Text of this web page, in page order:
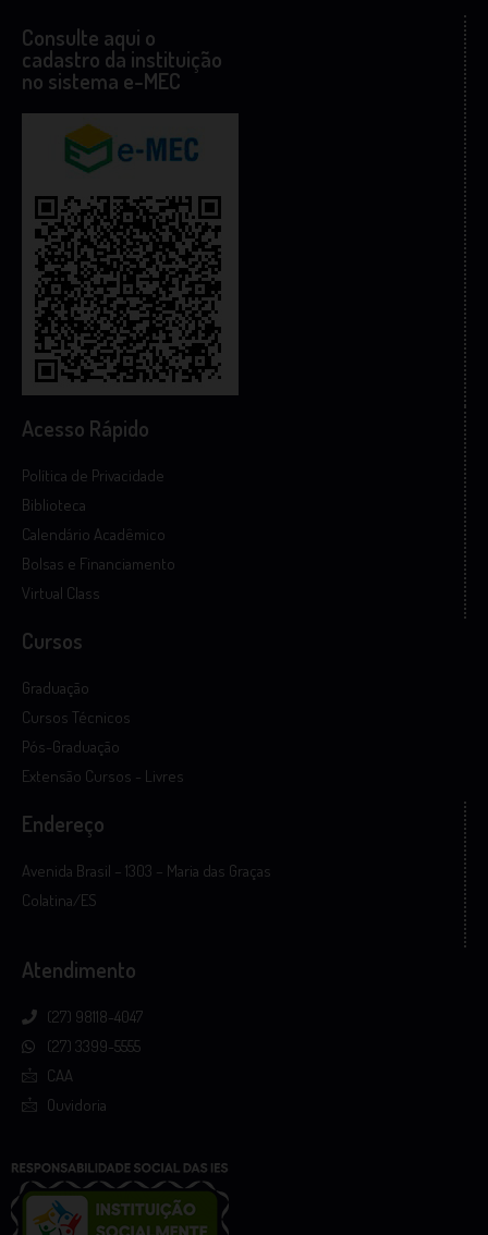
Consulte aqui o
cadastro da instituição
no sistema e-MEC
Acesso Rápido
Política de Privacidade
Biblioteca
Calendário Acadêmico
Bolsas e Financiamento
Virtual Class
Cursos
Graduação
Cursos Técnicos
Pós-Graduação
Extensão Cursos - Livres
Endereço
Avenida Brasil – 1303 – Maria das Graças
Colatina/ES
Atendimento
(27) 98118-4047
(27) 3399-5555
CAA
Ouvidoria